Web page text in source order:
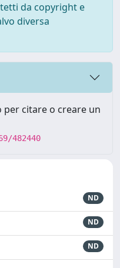
da copyright e
diversa
citare o creare un
482440
ND
ND
ND